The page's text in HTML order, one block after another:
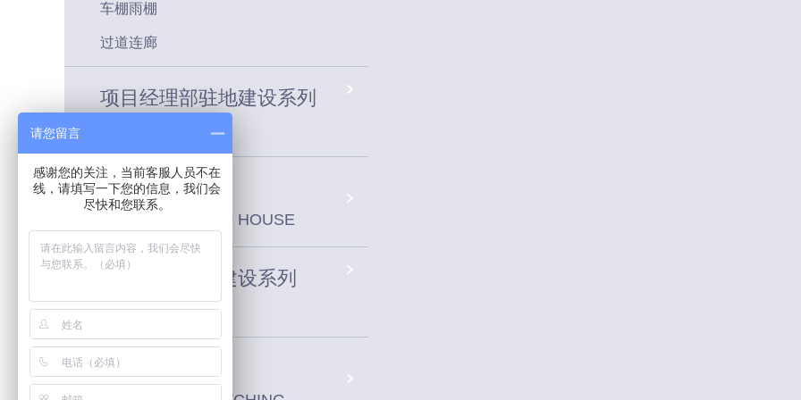
车棚雨棚
过道连廊
项目经理部驻地建设系列
活动板房系列
PREFABRICATED HOUSE
建筑工地场站建设系列
车间配套系统
请您留言
感谢您的关注，当前客服人员不在
线，请填写一下您的信息，我们会
尽快和您联系。